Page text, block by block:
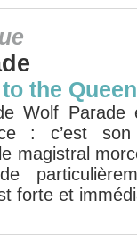
the
Wolf Parade
: c’est
magistral
forte et